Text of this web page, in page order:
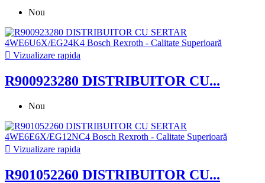
Nou
 Vizualizare rapida
R900923280 DISTRIBUITOR CU...
Nou
 Vizualizare rapida
R901052260 DISTRIBUITOR CU...